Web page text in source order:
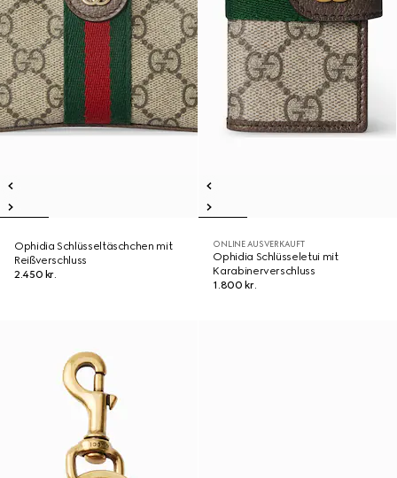
Ophidia Schlüsseltäschchen mit
Reißverschluss
2.450 kr.
ONLINE AUSVERKAUFT
Ophidia Schlüsseletui mit
Karabinerverschluss
1.800 kr.